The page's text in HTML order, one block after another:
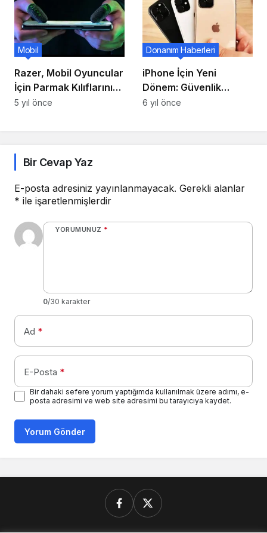
Razer, Mobil Oyuncular
İçin Parmak Kılıflarını
Tanıttı.
Mobil
5 yıl önce
iPhone İçin Yeni
Dönem: Güvenlik
Araştırma Cihazı!
Donanım Haberleri
6 yıl önce
Bir Cevap Yaz
E-posta adresiniz yayınlanmayacak. Gerekli alanlar
* ile işaretlenmişlerdir
YORUMUNUZ *
0/30 karakter
Ad *
E-Posta *
Bir dahaki sefere yorum yaptığımda kullanılmak üzere adımı, e-
posta adresimi ve web site adresimi bu tarayıcıya kaydet.
Yorum Gönder